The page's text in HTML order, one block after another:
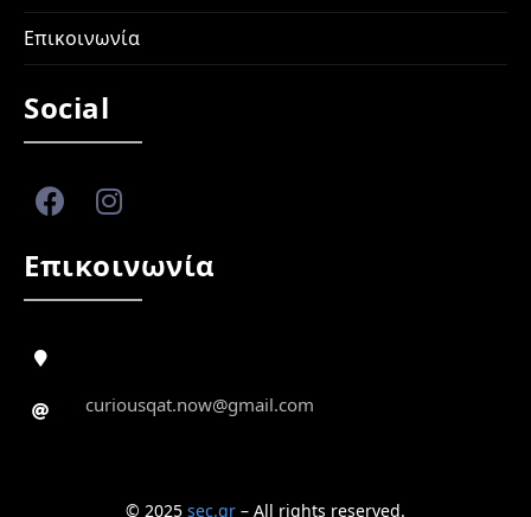
Επικοινωνία
Social
Επικοινωνία
curiousqat.now@gmail.com
© 2025 sec.gr – All rights reserved.